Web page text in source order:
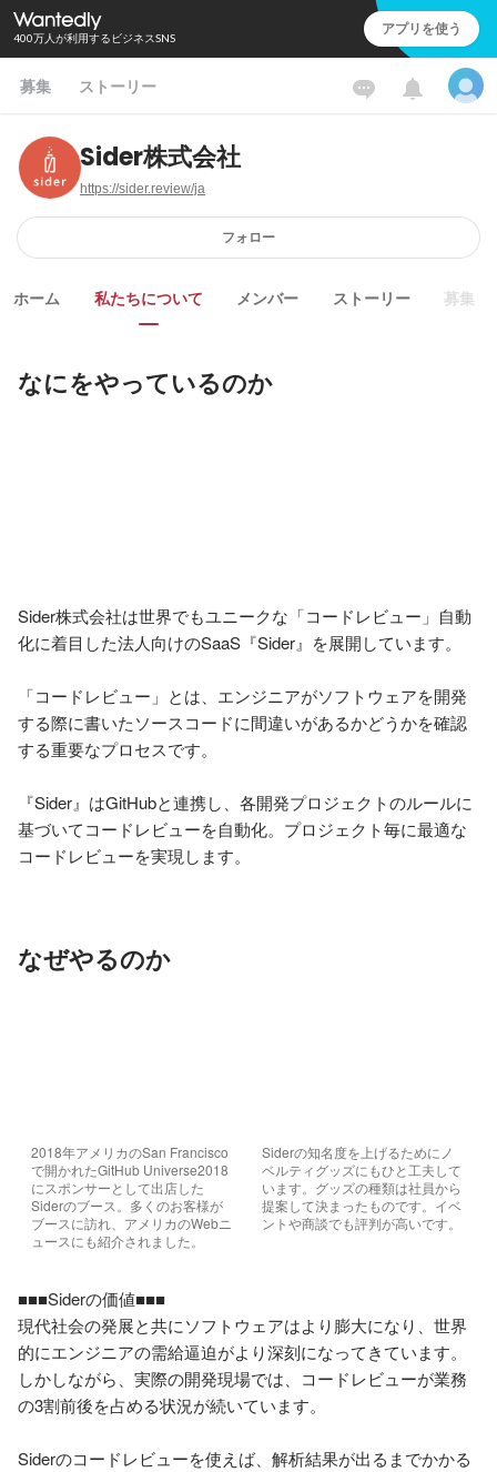
400万人が利用するビジネスSNS アプリを使う
募集 ストーリー
Sider株式会社
https://sider.review/ja
フォロー
ホーム 私たちについて メンバー ストーリー 募集
なにをやっているのか
Sider株式会社は世界でもユニークな「コードレビュー」自動
化に着目した法人向けのSaaS『Sider』を展開しています。
「コードレビュー」とは、エンジニアがソフトウェアを開発
する際に書いたソースコードに間違いがあるかどうかを確認
する重要なプロセスです。
『Sider』はGitHubと連携し、各開発プロジェクトのルールに
基づいてコードレビューを自動化。プロジェクト毎に最適な
コードレビューを実現します。
なぜやるのか
2018年アメリカのSan Francisco
で開かれたGitHub Universe2018
にスポンサーとして出店した
Siderのブース。多くのお客様が
ブースに訪れ、アメリカのWebニ
ュースにも紹介されました。
Siderの知名度を上げるためにノ
ベルティグッズにもひと工夫して
います。グッズの種類は社員から
提案して決まったものです。イベ
ントや商談でも評判が高いです。
■■■Siderの価値■■■
現代社会の発展と共にソフトウェアはより膨大になり、世界
的にエンジニアの需給逼迫がより深刻になってきています。
しかしながら、実際の開発現場では、コードレビューが業務
の3割前後を占める状況が続いています。
Siderのコードレビューを使えば、解析結果が出るまでかかる